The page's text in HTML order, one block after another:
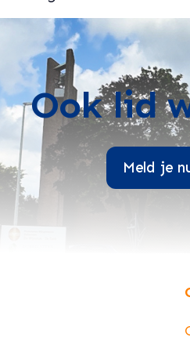
Ook lid
Meld je